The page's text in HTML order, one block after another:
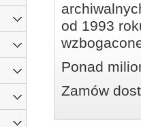
od 1993
Ponad
Zamów